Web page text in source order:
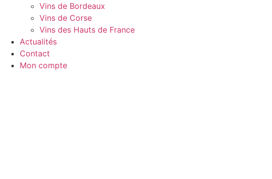
Vins de Bordeaux
Vins de Corse
Vins des Hauts de France
Actualités
Contact
Mon compte